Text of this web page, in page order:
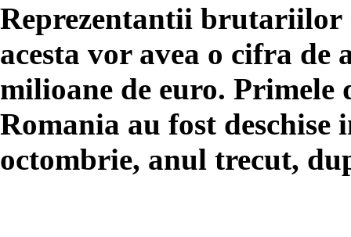
Reprezentantii brutariilor
acesta vor avea o cifra
milioane de euro.
Romania au fost
octombrie, anul trecut,